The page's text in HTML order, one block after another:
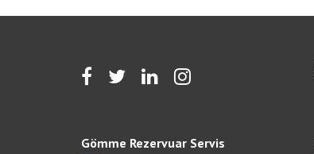
Gömme Rezervuar Servis